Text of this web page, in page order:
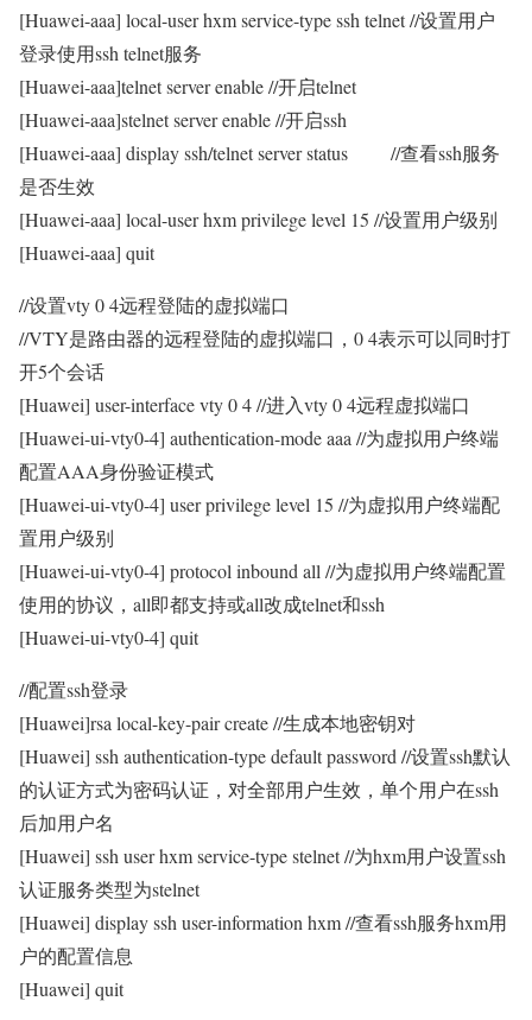
[Huawei-aaa] local-user hxm service-type ssh telnet //设置用户
登录使用ssh telnet服务
[Huawei-aaa]telnet server enable //开启telnet
[Huawei-aaa]stelnet server enable //开启ssh
[Huawei-aaa] display ssh/telnet server status //查看ssh服务
是否生效
[Huawei-aaa] local-user hxm privilege level 15 //设置用户级别
[Huawei-aaa] quit
//设置vty 0 4远程登陆的虚拟端口
//VTY是路由器的远程登陆的虚拟端口，0 4表示可以同时打
开5个会话
[Huawei] user-interface vty 0 4 //进入vty 0 4远程虚拟端口
[Huawei-ui-vty0-4] authentication-mode aaa //为虚拟用户终端
配置AAA身份验证模式
[Huawei-ui-vty0-4] user privilege level 15 //为虚拟用户终端配
置用户级别
[Huawei-ui-vty0-4] protocol inbound all //为虚拟用户终端配置
使用的协议，all即都支持或all改成telnet和ssh
[Huawei-ui-vty0-4] quit
//配置ssh登录
[Huawei]rsa local-key-pair create //生成本地密钥对
[Huawei] ssh authentication-type default password //设置ssh默认
的认证方式为密码认证，对全部用户生效，单个用户在ssh
后加用户名
[Huawei] ssh user hxm service-type stelnet //为hxm用户设置ssh
认证服务类型为stelnet
[Huawei] display ssh user-information hxm //查看ssh服务hxm用
户的配置信息
[Huawei] quit